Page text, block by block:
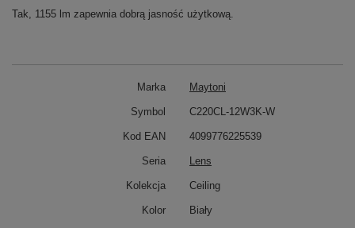
Tak, 1155 lm zapewnia dobrą jasność użytkową.
Marka Maytoni
Symbol C220CL-12W3K-W
Kod EAN 4099776225539
Seria Lens
Kolekcja Ceiling
Kolor Biały